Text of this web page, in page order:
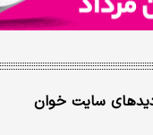
سایت خوان